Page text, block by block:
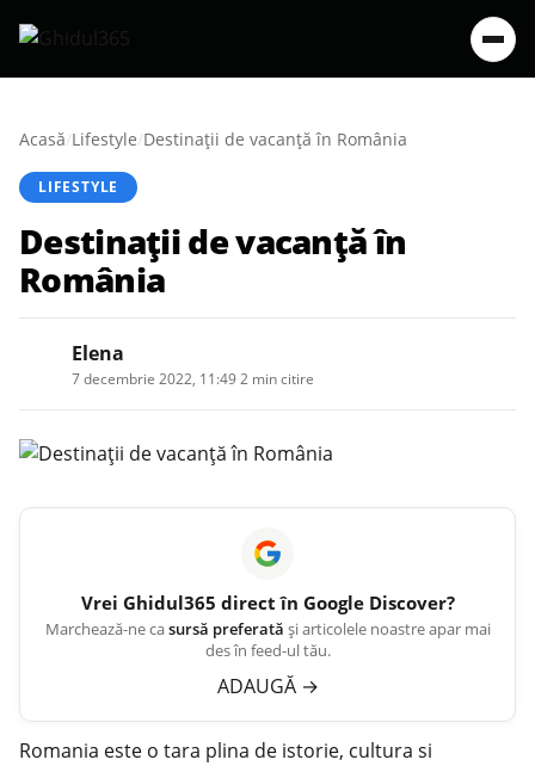
Acasă/Lifestyle/Destinații de vacanță în România
LIFESTYLE
Destinații de vacanță în
România
Elena
7 decembrie 2022, 11:492 min citire
Vrei Ghidul365 direct în Google Discover?
Marchează-ne casursă preferată și articolele noastre apar mai
des în feed-ul tău.
ADAUGĂ →
Romania este o tara plina de istorie, cultura si